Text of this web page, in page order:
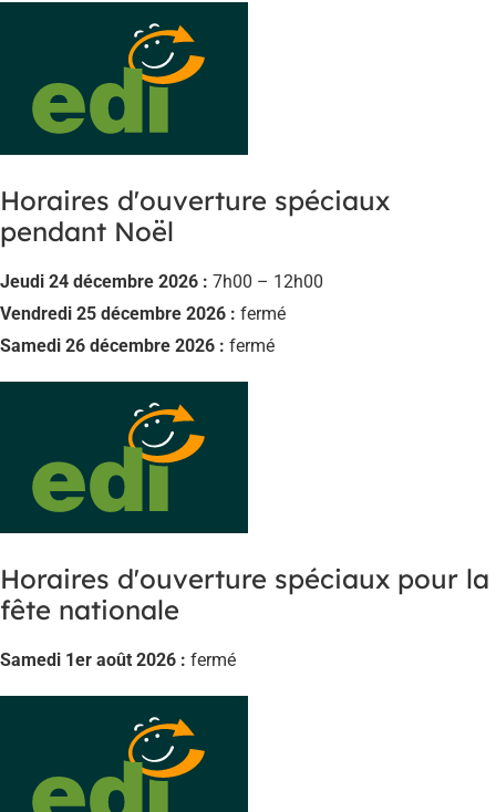
Horaires d'ouverture spéciaux
pendant Noël
Jeudi 24 décembre 2026 : 7h00 – 12h00
Vendredi 25 décembre 2026 : fermé
Samedi 26 décembre 2026 : fermé
Horaires d'ouverture spéciaux pour la
fête nationale
Samedi 1er août 2026 : fermé